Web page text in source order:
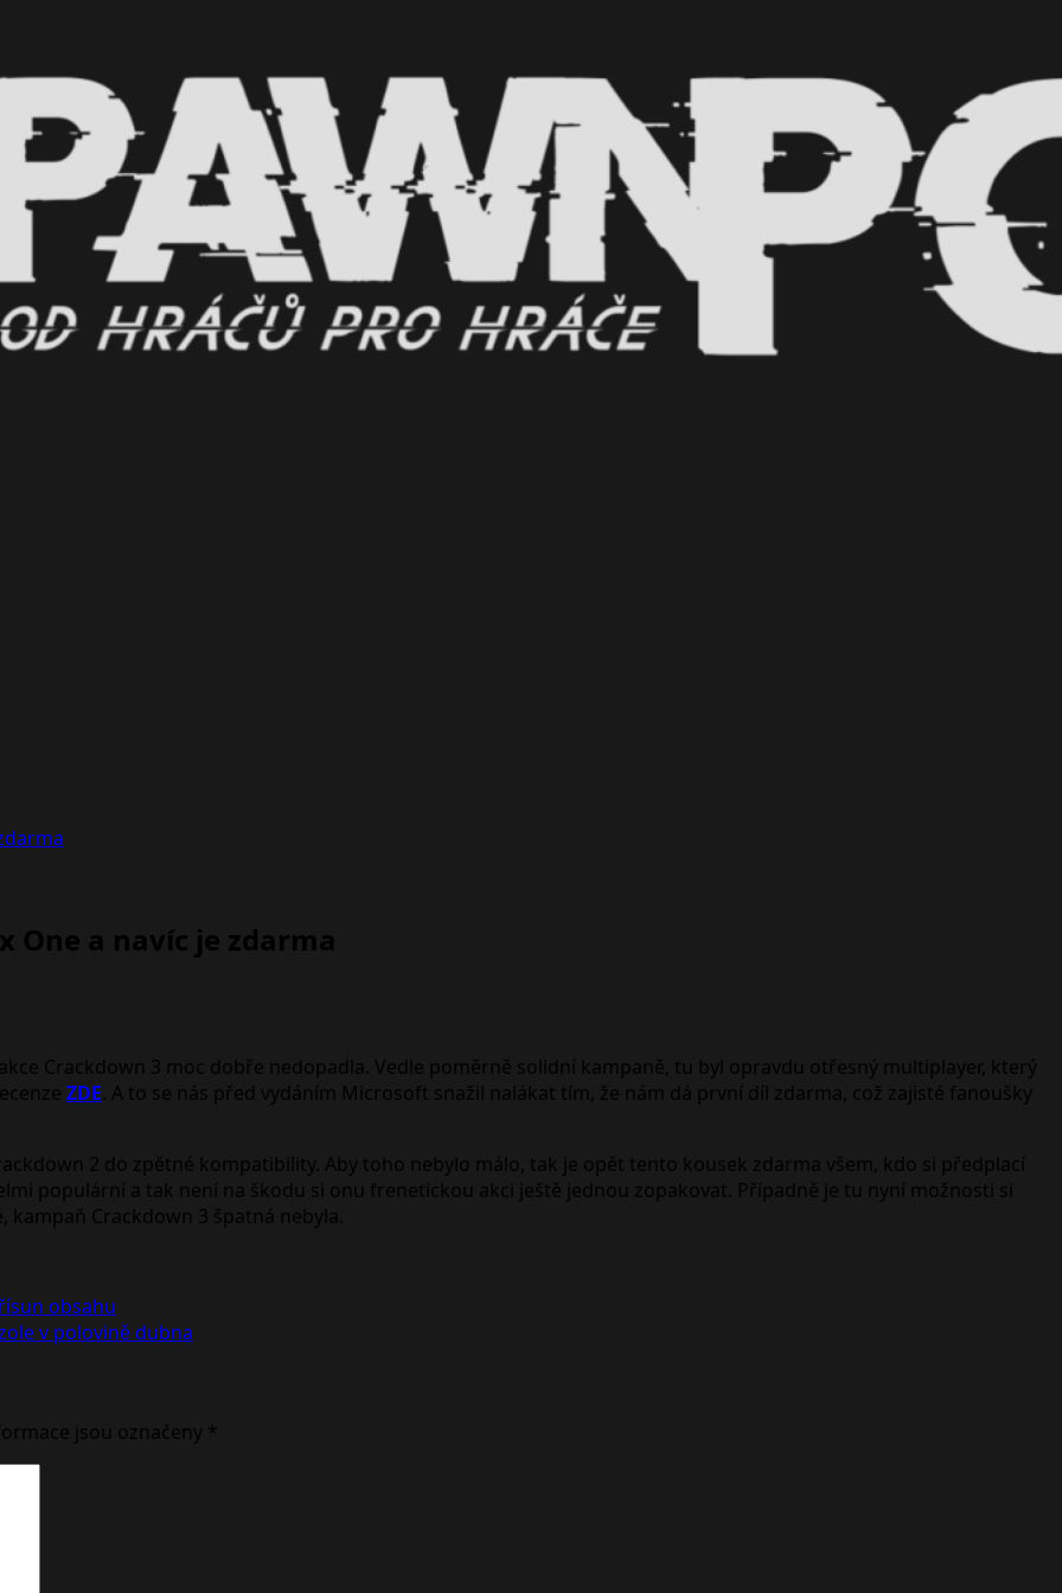
One a navíc je zdarma
Crackdown 3 moc dobře nedopadla. Vedle poměrně solidní kampaně, tu byl opravdu otřesný multiplayer, který
ZDE. A to se nás před vydáním Microsoft snažil nalákat tím, že nám dá první díl zdarma, což zajisté fanoušky
2 do zpětné kompatibility. Aby toho nebylo málo, tak je opět tento kousek zdarma všem, kdo si předplací
populární a tak není na škodu si onu frenetickou akci ještě jednou zopakovat. Případně je tu nyní možnosti si
Crackdown 3 špatná nebyla.
obsahu
v polovině dubna
jsou označeny *